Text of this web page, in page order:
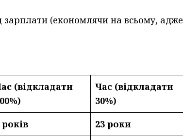
зарплати (економлячи на всьому, адже
(відкладати
Час (відкладати
30%)
років 23 роки